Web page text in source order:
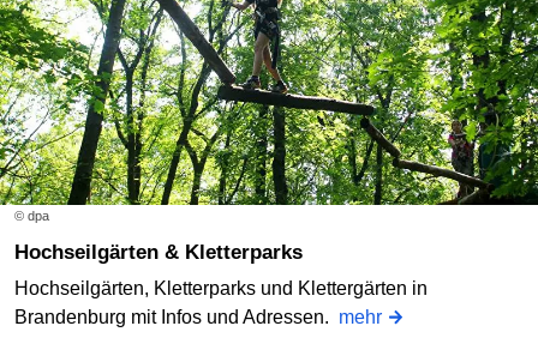
© dpa
Hochseilgärten & Kletterparks
Hochseilgärten, Kletterparks und Klettergärten in
Brandenburg mit Infos und Adressen. mehr